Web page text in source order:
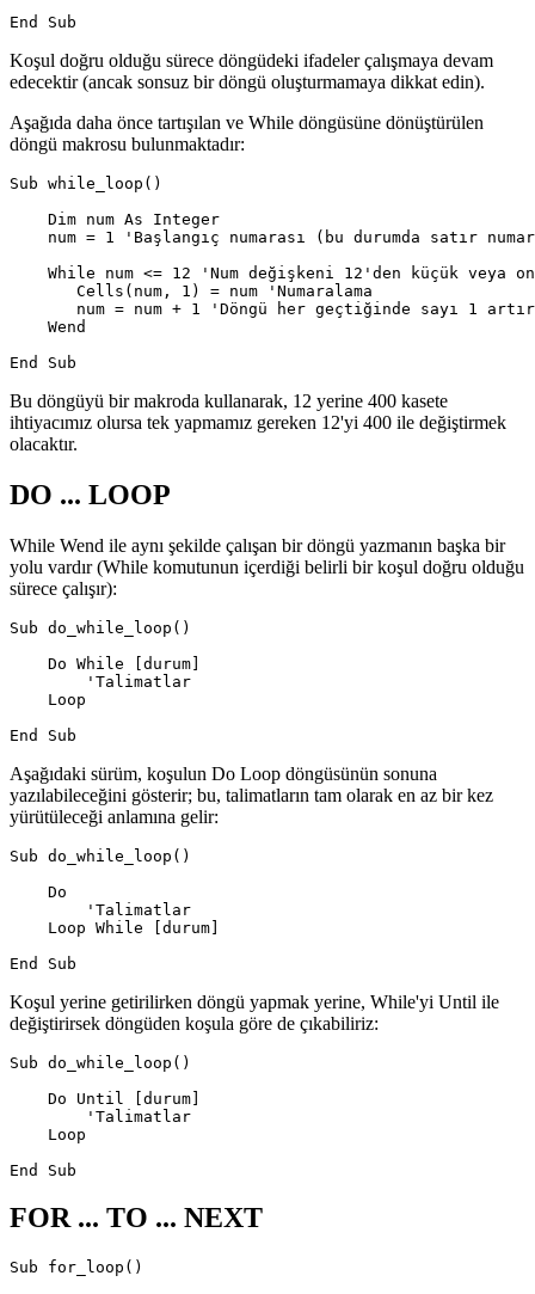
Koşul doğru olduğu sürece döngüdeki ifadeler çalışmaya devam
edecektir (ancak sonsuz bir döngü oluşturmamaya dikkat edin).
Aşağıda daha önce tartışılan ve While döngüsüne dönüştürülen
döngü makrosu bulunmaktadır:
Sub while_loop()
    Dim num As Integer
num = 1 'Başlangıç numarası (bu durumda satır
While num <= 12 'Num değişkeni 12'den küçük veya
       Cells(num, 1) = num 'Numaralama
num = num + 1 'Döngü her geçtiğinde sayı 1
    Wend
Bu döngüyü bir makroda kullanarak, 12 yerine 400 kasete
ihtiyacımız olursa tek yapmamız gereken 12'yi 400 ile değiştirmek
olacaktır.
DO ... LOOP
While Wend ile aynı şekilde çalışan bir döngü yazmanın başka bir
yolu vardır (While komutunun içerdiği belirli bir koşul doğru olduğu
sürece çalışır):
Sub do_while_loop()
    Do While [durum]
        'Talimatlar
    Loop
Aşağıdaki sürüm, koşulun Do Loop döngüsünün sonuna
yazılabileceğini gösterir; bu, talimatların tam olarak en az bir kez
yürütüleceği anlamına gelir:
Sub do_while_loop()
    Do
        'Talimatlar
    Loop While [durum]
Koşul yerine getirilirken döngü yapmak yerine, While'yi Until ile
değiştirirsek döngüden koşula göre de çıkabiliriz:
Sub do_while_loop()
    Do Until [durum]
        'Talimatlar
    Loop
FOR ... TO ... NEXT
Sub for_loop()